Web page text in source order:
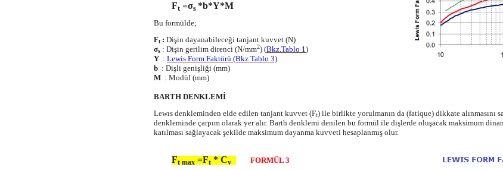
Ft =σs *b*Y*M
Bu formülde;
Ft : Dişin dayanabileceği tanjant kuvvet (N)
σs : Dişin gerilim direnci (N/mm2) (Bkz.Tablo 1)
Y : Lewis Form Faktörü (Bkz Tablo 3)
b : Dişli genişliği (mm)
M : Modül (mm)
BARTH DENKLEMİ
Lewıs denkleminden elde edilen tanjant kuvvet (Ft) ile birlikte yorulmanın da (fatique) dikkate alınmasını
denkleminde çarpım olarak yer alır. Barth denklemi denilen bu formül ile dişlerde oluşacak maksimum
katılması sağlayacak şekilde maksimum dayanma kuvveti hesaplanmış olur.
Ft max =Ft * Cv FORMÜL 3